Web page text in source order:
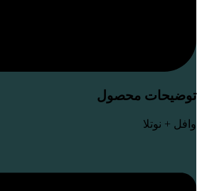
توضیحات محصول
وافل + نوتلا